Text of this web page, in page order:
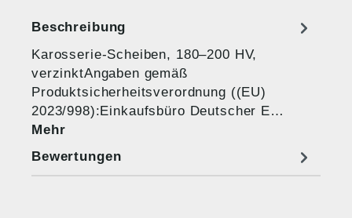
Beschreibung
Karosserie-Scheiben, 180–200 HV,
verzinktAngaben gemäß
Produktsicherheitsverordnung ((EU)
2023/998):Einkaufsbüro Deutscher E…
Mehr
Bewertungen